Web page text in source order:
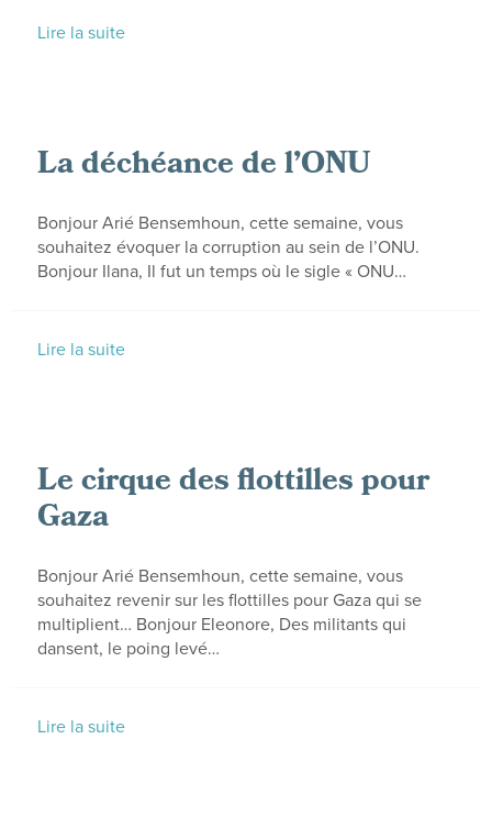
Lire la suite
La déchéance de l’ONU
Bonjour Arié Bensemhoun, cette semaine, vous
souhaitez évoquer la corruption au sein de l’ONU.
Bonjour Ilana, Il fut un temps où le sigle « ONU…
Lire la suite
Le cirque des flottilles pour
Gaza
Bonjour Arié Bensemhoun, cette semaine, vous
souhaitez revenir sur les flottilles pour Gaza qui se
multiplient… Bonjour Eleonore, Des militants qui
dansent, le poing levé…
Lire la suite